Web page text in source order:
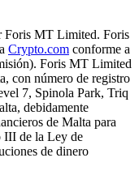
Foris MT Limited. Foris
Crypto.com conforme a
Foris MT Limited
con número de registro
7, Spinola Park, Triq
debidamente
de Malta para
III de la Ley de
de dinero